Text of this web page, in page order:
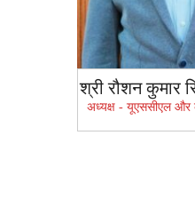
श्री रौशन कुमार
अध्यक्ष - यूएससीएल